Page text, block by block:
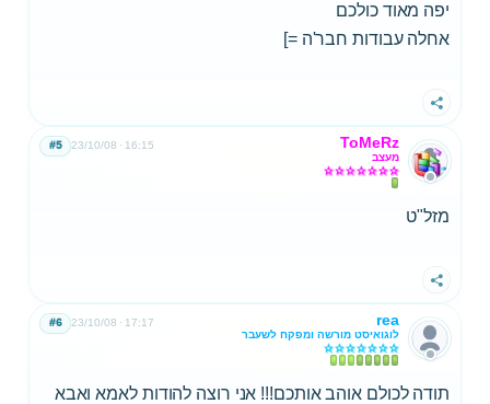
יפה מאוד כולכם
אחלה עבודות חבר'ה =]
שתף
ToMeRz
מעצב
23/10/08 16:15
#5
מזל"ט
שתף
rea
לוגואיסט מורשה ומפקח לשעבר
23/10/08 17:17
#6
תודה לכולם אוהב אותכם!!! אני רוצה להודות לאמא ואבא